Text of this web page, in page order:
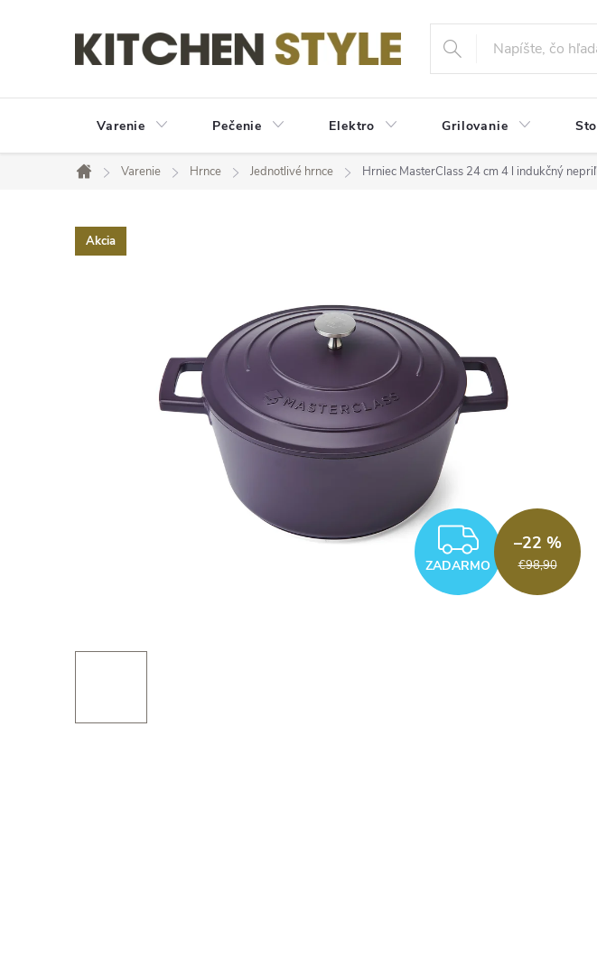
Varenie Pečenie Elektro Grilovanie
Domov
Varenie Hrnce Jednotlivé hrnce Hrniec MasterClass 24 cm 4 l indukčný
Akcia
ZADARMO €98,90
–22 %